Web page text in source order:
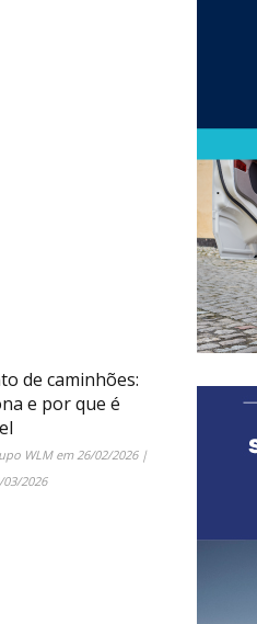
de caminhões:
e por que é
WLMem 26/02/2026|
03/2026